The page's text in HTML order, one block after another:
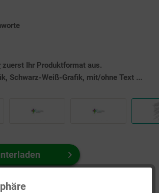
zuerst Ihr Produktformat aus.
Schwarz-Weiß-Grafik, mit/ohne Text ...